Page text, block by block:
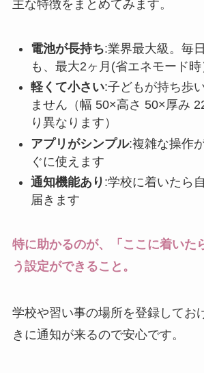
主な特徴をまとめてみます。
電池が長持ち:業界最大級。毎
も、最大2ヶ月(省エネモード
軽くて小さい:子どもが持ち歩
ません（幅 50×高さ 50×厚み
り異なります）
アプリがシンプル:複雑な操作
ぐに使えます
通知機能あり :学校に着いたら
届きます
特に助かるのが、「ここに着いた
う設定ができること。
学校や習い事の場所を登録してお
きに通知が来るので安心です。